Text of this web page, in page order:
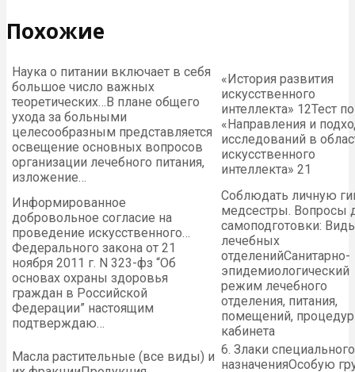
Похожие
Наука о питании включает в себя
большое число важных
теоретических…В плане общего
ухода за больными
целесообразным представляется
освещение основных вопросов
организации лечебного питания,
изложение…
«История развития
искусственного
интеллекта» 12Тест
«Направления и
исследований в
искусственного
интеллекта» 21
Информированное
добровольное согласие на
проведение искусственного…
Федерального закона от 21
ноября 2011 г. N 323-фз “Об
основах охраны здоровья
граждан в Российской
Федерации” настоящим
подтверждаю…
Соблюдать личную
медсестры. Вопросы
самоподготовки:
лечебных
отделенийСанитарно-
эпидемиологический
режим лечебного
отделения, питания,
помещений,
кабинета
Масла растительные (все виды) и 6. Злаки специального
назначенияОсобую